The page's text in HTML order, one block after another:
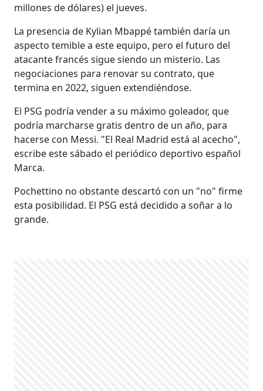
millones de dólares) el jueves.
La presencia de Kylian Mbappé también daría un
aspecto temible a este equipo, pero el futuro del
atacante francés sigue siendo un misterio. Las
negociaciones para renovar su contrato, que
termina en 2022, siguen extendiéndose.
El PSG podría vender a su máximo goleador, que
podría marcharse gratis dentro de un año, para
hacerse con Messi. "El Real Madrid está al acecho",
escribe este sábado el periódico deportivo español
Marca.
Pochettino no obstante descartó con un "no" firme
esta posibilidad. El PSG está decidido a soñar a lo
grande.